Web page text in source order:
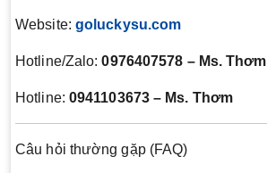
Website: goluckysu.com
Hotline/Zalo:0976407578 – Ms. Thơm
Hotline: 0941103673 – Ms. Thơm
Câu hỏi thường gặp (FAQ)